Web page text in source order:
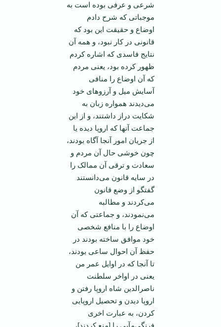
شرعی و عرفی بوده است به
موجباتی که شرح دادم
اوضاع و حقیقت این بود که
قانونی در کار نبود، و همه آن
نتایج فاسدی که اشاره کردم
ظهور کرده بود، یعنی مردم
که آن اوضاع را منافی
آسایش میل و آرزوهای خود
می‌دیدند همواره زبان به
شکایت دراز داشتند، و از این
جماعت آنها که اروپا دیده یا
از جریان امور آنجا آگاه بودند،
چون خوشی حال آن مردم و
سعادت و ترقی آن ممالک را
در سایه قانون می‌دانستند
گفتگو از وضع قانون
می‌کردند و مطالبه
می‌نمودند، و جماعتی که آن
اوضاع را با منافع شخصی
خود موافق ساخته بودند در
حفظ آن احوال ساعی بودند،
تا آنجا که در اوایل عمر من
یعنی در اواخر سلطنت
ناصرالدین شاه اروپا رفتن و
اروپا دیدن و تحصیل اروپایی
کردن، به عبارت اخری
فرنگی‌مآبی را [منع کردند]،